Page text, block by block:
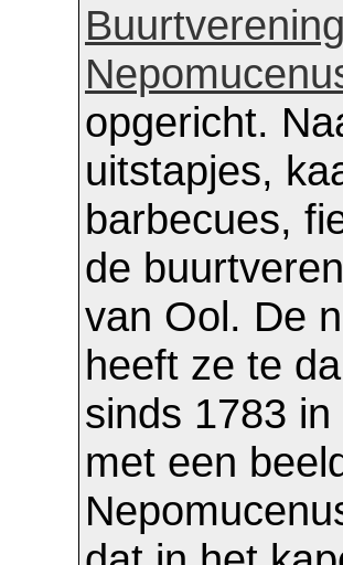
opgericht.
uitstapjes,
barbecues,
de
van Ool. De
heeft ze te
sinds 1783
met een